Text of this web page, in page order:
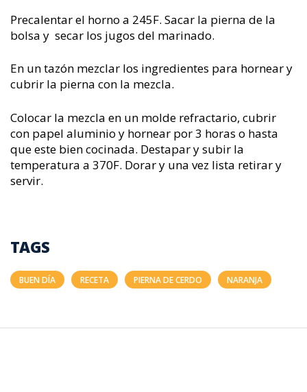
Precalentar el horno a 245F. Sacar la pierna de la
bolsa y secar los jugos del marinado.
En un tazón mezclar los ingredientes para hornear y
cubrir la pierna con la mezcla.
Colocar la mezcla en un molde refractario, cubrir
con papel aluminio y hornear por 3 horas o hasta
que este bien cocinada. Destapar y subir la
temperatura a 370F. Dorar y una vez lista retirar y
servir.
TAGS
BUEN DÍA RECETA PIERNA DE CERDO NARANJA